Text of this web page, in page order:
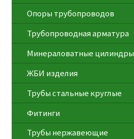
Опоры трубопроводов
Трубопроводная арматура
Минераловатные цилиндры
ЖБИ изделия
Трубы стальные круглые
Фитинги
Трубы нержавеющие